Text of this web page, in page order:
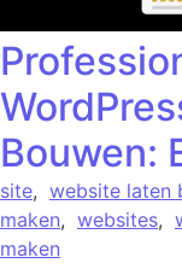
Bouwen:
site, website laten
maken, websites,
maken